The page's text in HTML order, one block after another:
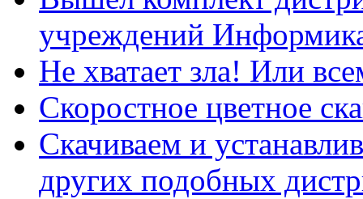
учреждений
Не хватает зла! Или
Скоростное цветное
Скачиваем и
других подобных